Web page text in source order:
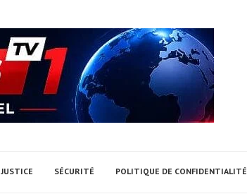
JUSTICE SÉCURITÉ POLITIQUE DE CONFIDENTIALITÉ